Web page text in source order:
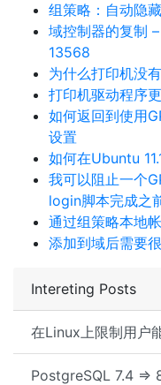
Intereting Posts
在Linux上限制用户
PostgreSQL 7.4 =>
组策略：自动隐
域控制器的复制 –
13568
为什么打印机没
打印机驱动程序
如何返回到使用
设置
如何在Ubuntu
我可以阻止一个
login脚本完成之
通过组策略本地
添加到域后需要